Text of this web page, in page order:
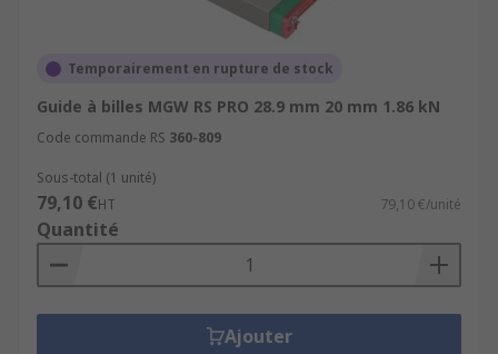
Temporairement en rupture de stock
Guide à billes MGW RS PRO 28.9 mm 20 mm 1.86 kN
Code commande RS 360-809
Sous-total (1 unité)
79,10 €HT 79,10 €/unité
Quantité
Ajouter